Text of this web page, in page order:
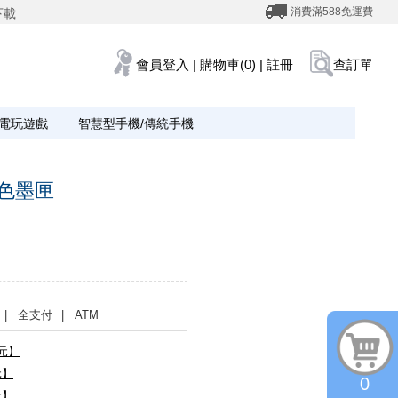
載 消費滿588免運費
會員登入 | 購物車(0) | 註冊 查訂單
玩遊戲 智慧型手機/傳統手機
墨匣
| 全支付 | ATM
0